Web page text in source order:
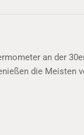
an der
die Meisten